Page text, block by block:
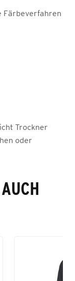
Färbeverfahren
Trockner
oder